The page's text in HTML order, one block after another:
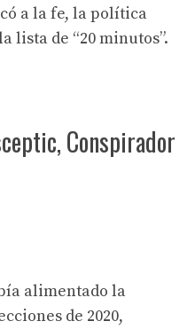
a la fe, la política
lista de “20 minutos”.
Conspirador
alimentado la
de 2020,